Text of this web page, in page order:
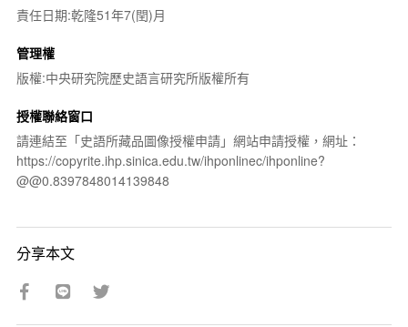
責任日期:乾隆51年7(閏)月
管理權
版權:中央研究院歷史語言研究所版權所有
授權聯絡窗口
請連結至「史語所藏品圖像授權申請」網站申請授權，網址：
https://copyrite.ihp.sinica.edu.tw/ihponlinec/ihponline?
@@0.8397848014139848
分享本文